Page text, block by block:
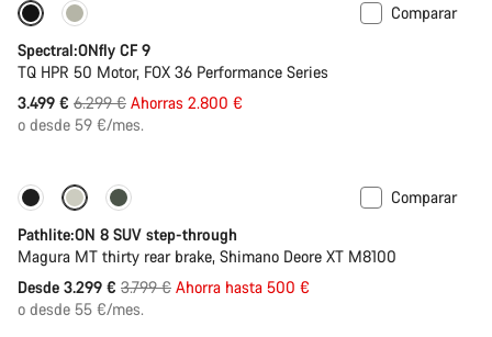
Solo disponible en talla L | XL
Comparar
Spectral:ONfly CF 9
TQ HPR 50 Motor, FOX 36 Performance Series
3.499 € Precio
original
6.299 € Ahorras 2.800 €
o desde 59 €/mes.
-13% Disponible
Comparar
Pathlite:ON 8 SUV step-through
Magura MT thirty rear brake, Shimano Deore XT M8100
Desde 3.299 € Precio
original
3.799 € Ahorra hasta 500 €
o desde 55 €/mes.